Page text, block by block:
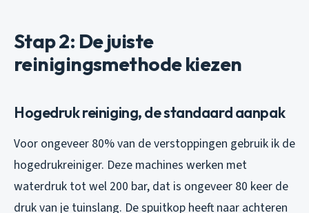
Stap 2: De juiste
reinigingsmethode kiezen
Hogedruk reiniging, de standaard aanpak
Voor ongeveer 80% van de verstoppingen gebruik ik de
hogedrukreiniger. Deze machines werken met
waterdruk tot wel 200 bar, dat is ongeveer 80 keer de
druk van je tuinslang. De spuitkop heeft naar achteren